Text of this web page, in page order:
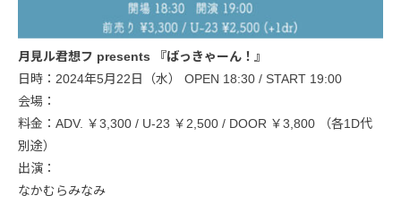
月見ル君想フ presents 『ばっきゃーん！』
日時：2024年5月22日（水） OPEN 18:30 / START 19:00
会場：
料金：ADV. ￥3,300 / U-23 ￥2,500 / DOOR ￥3,800 （各1D代
別途）
出演：
なかむらみなみ